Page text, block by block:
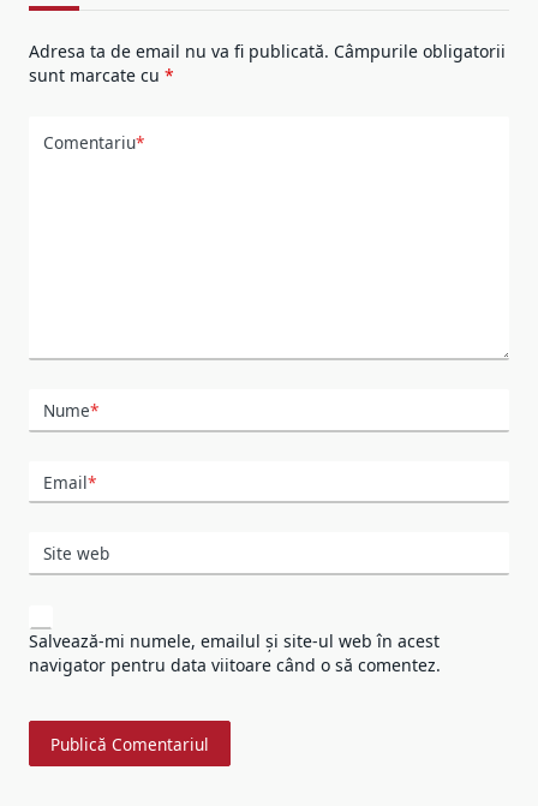
Adresa ta de email nu va fi publicată. Câmpurile obligatorii
sunt marcate cu *
Comentariu*
Nume*
Email*
Site web
Salvează-mi numele, emailul și site-ul web în acest
navigator pentru data viitoare când o să comentez.